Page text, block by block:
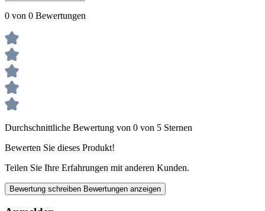
0 von 0 Bewertungen
Durchschnittliche Bewertung von 0 von 5 Sternen
Bewerten Sie dieses Produkt!
Teilen Sie Ihre Erfahrungen mit anderen Kunden.
Bewertung schreiben Bewertungen anzeigen